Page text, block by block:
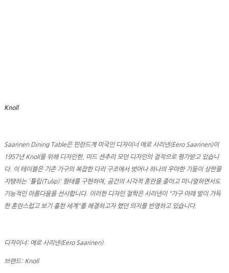
Knoll
Saarinen Dining Table은 핀란드계 미국인 디자이너 에로 사리넨(Eero Saarinen)이
1957년 Knoll을 위해 디자인한, 미드 센추리 모던 디자인의 걸작으로 평가받고 있습니
다. 이 테이블은 기존 가구의 복잡한 다리 구조에서 벗어나 하나의 우아한 기둥이 상판을
지탱하는 '튤립(Tulip)' 형태를 구현하여, 공간의 시각적 혼란을 줄이고 미니멀하면서도
기능적인 아름다움을 선사합니다. 이러한 디자인 철학은 사리넨이 "가구 아래 발이 가득
한 혼란스럽고 보기 흉한 세계"를 해결하고자 했던 의지를 반영하고 있습니다.
디자이너: 에로 사리넨(Eero Saarinen)
브랜드: Knoll